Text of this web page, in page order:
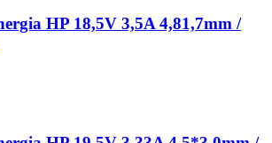
HP 18,5V 3,5A 4,81,7mm /